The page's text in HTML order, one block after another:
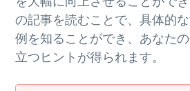
の記事を読むことで、具体的
例を知ることができ、あなた
立つヒントが得られます。